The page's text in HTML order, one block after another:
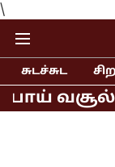
\
சுடச்சுட
வசூல்